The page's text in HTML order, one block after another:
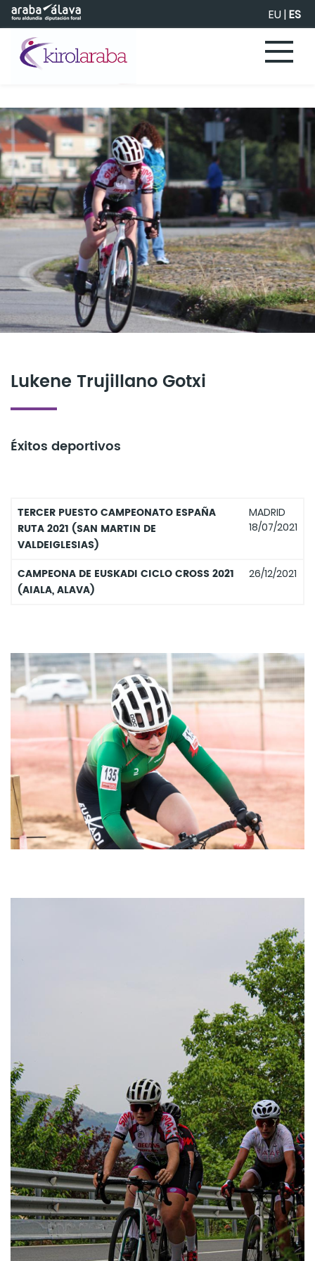
Saltar al contenido principal EU|ES
Lukene Trujillano Gotxi
Éxitos deportivos
TERCER PUESTO CAMPEONATO ESPAÑA
RUTA 2021 (SAN MARTIN DE
VALDEIGLESIAS)
MADRID
18/07/2021
CAMPEONA DE EUSKADI CICLO CROSS 2021
(AIALA, ALAVA)
26/12/2021